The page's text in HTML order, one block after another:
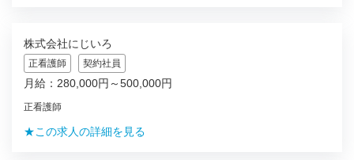
株式会社にじいろ
正看護師 契約社員
月給：280,000円～500,000円
正看護師
★この求人の詳細を見る